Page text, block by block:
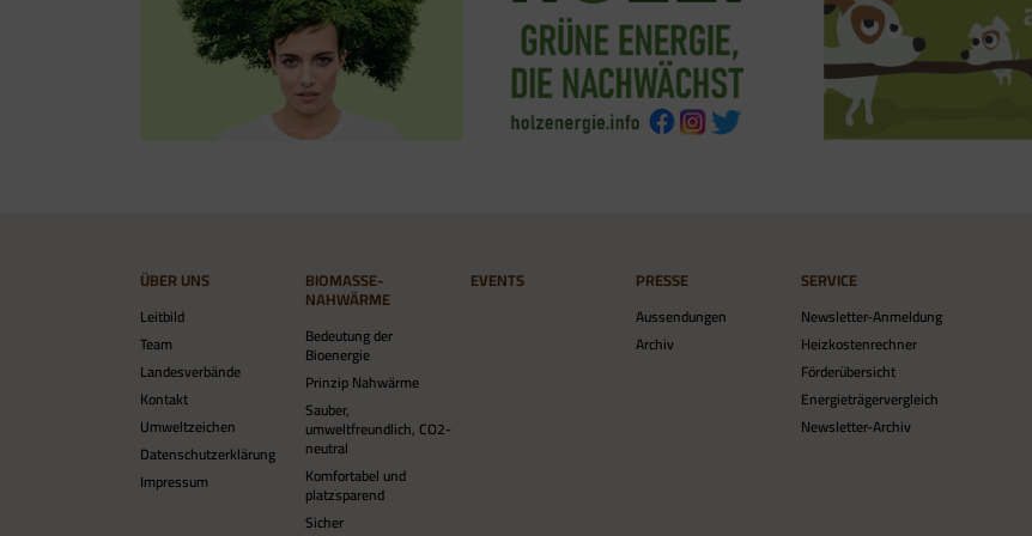
ÜBER UNS
Leitbild
Team
Landesverbände
Kontakt
Umweltzeichen
Datenschutzerklärung
Impressum
BIOMASSE-
NAHWÄRME
Bedeutung der
Bioenergie
Prinzip Nahwärme
Sauber,
umweltfreundlich, CO2-
neutral
Komfortabel und
platzsparend
Sicher
EVENTS PRESSE
Aussendungen
Archiv
SERVICE
Newsletter-Anmeldung
Heizkostenrechner
Förderübersicht
Energieträgervergleich
Newsletter-Archiv